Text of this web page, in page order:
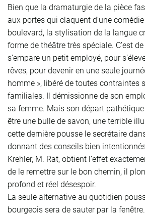
Bien que la dramaturgie de la pièce
aux portes qui claquent d’une
boulevard, la stylisation de la langue
forme de théâtre très spéciale. C’est
s’empare un petit employé, pour
rêves, pour devenir en une seule
homme », libéré de toutes contraintes
familiales. Il démissionne de son
sa femme. Mais son départ
être une bulle de savon, une terrible
cette dernière pousse le secrétaire
donnant des conseils bien
Krehler, M. Rat, obtient l’effet
de le remettre sur le bon chemin, il
profond et réel désespoir.
La seule alternative au quotidien
bourgeois sera de sauter par la